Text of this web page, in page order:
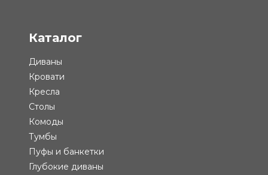
Каталог
Диваны
Кровати
Кресла
Столы
Комоды
Тумбы
Пуфы и банкетки
Глубокие диваны